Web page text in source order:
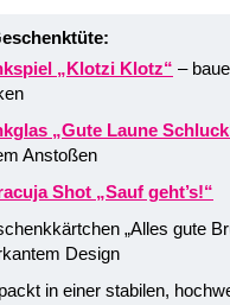
„Klotzi Klotz“ –
„Gute Laune
Anstoßen
Shot „Sauf geht’s!“
„Alles gute
Design
in einer stabilen,